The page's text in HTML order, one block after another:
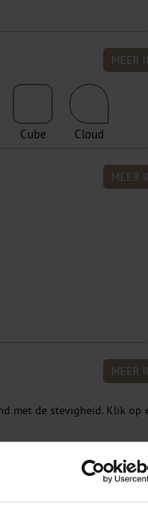
MEER
Cube Cloud
MEER
MEER
met de stevigheid. Klik op
Banderen Blind